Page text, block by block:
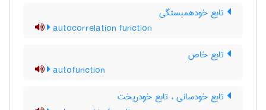
تابع خودهمبستگی
autocorrelation function
تابع خاص
autofunction
تابع خودسانی ، تابع خودریخت